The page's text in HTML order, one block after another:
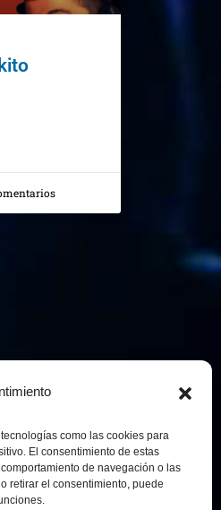
como las cookies para
El consentimiento de estas
de navegación o las
retirar el consentimiento, puede